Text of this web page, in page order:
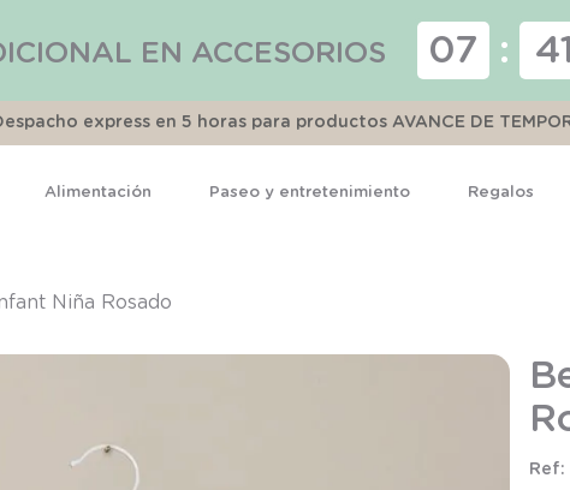
EN ACCESORIOS 07 : 41
express en 5 horas para productos AVANCE DE
Alimentación Paseo y entretenimiento Regalos
Niña Rosado